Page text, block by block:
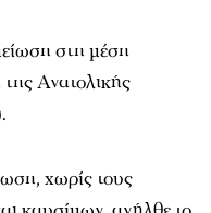
στη μέση
Ανατολικής
χωρίς τους